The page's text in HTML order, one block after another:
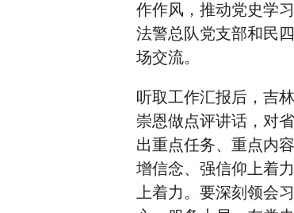
作作风，推动党史学
法警总队党支部和民
场交流。
听取工作汇报后，吉
崇恩做点评讲话，对
出重点任务、重点内
增信念、强信仰上着
上着力。要深刻领会